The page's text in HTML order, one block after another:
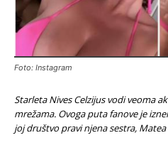
Foto: Instagram
Starleta Nives Celzijus vodi veoma
mrežama. Ovoga puta fanove je
joj društvo pravi njena sestra, Matea